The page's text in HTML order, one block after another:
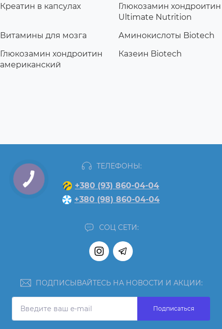
Креатин в капсулах
Глюкозамин хондроитин
Ultimate Nutrition
Витамины для мозга
Аминокислоты Biotech
Глюкозамин хондроитин
американский
Казеин Biotech
ТЕЛЕФОНЫ:
+380 (93) 860-04-04
+380 (98) 860-04-04
СОЦ СЕТИ:
ПОДПИСЫВАЙТЕСЬ НА НОВОСТИ И АКЦИИ:
Подписаться